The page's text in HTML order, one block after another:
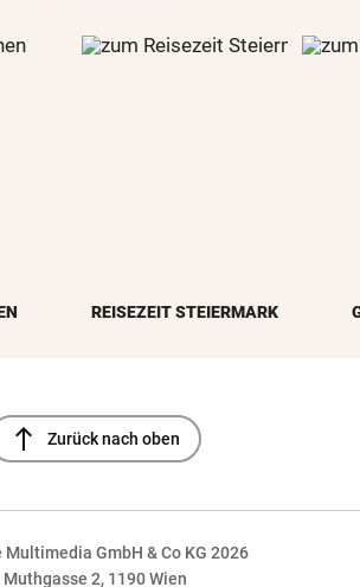
REISEZEIT STEIERMARK
north Zurück nach oben
GmbH & Co KG 2026
Muthgasse 2, 1190 Wien